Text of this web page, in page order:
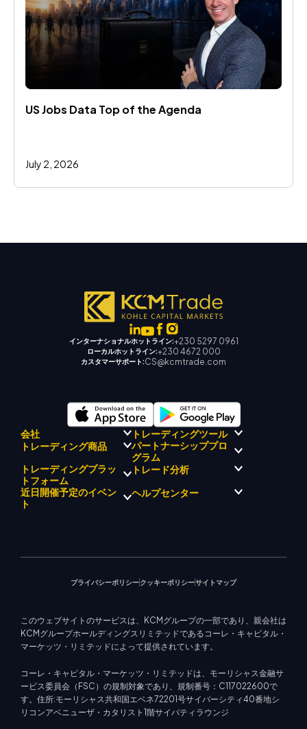
US Jobs Data Top of the Agenda
July 2, 2026
インターナショナルホットライン:+230 5297 0961
ローカルホットライン:+230 4672 000
カスタマーサポート:CS@kcmtrade.com
会社
KCMトレードについて
KCM トレードドリフトチーム
企業理念
企業ニュース
ビデオギャラリー
トレーディングツール
KCMトレード AI メンタ
ー
KCM トレードシグナルセンタ
経済カレンダー
トレーディング商品
外国為替
貴金属
エネルギー
株式インデックス
株式CFD
パートナーシッププロ
グラム
トレーディングプラッ
トフォーム
メタトレーダー 4
トレード分析
マーケットアナリストチーム
近日開催予定のイベン
ト
ヘルプセンター
プライバシーポリシークッキーポリシーサイトマップ
このウェブサイトのサービスは、KCMグループの一部であり、親会社は
KCMグループホールディングスリミテッドであるコーレ・キャピタル・
マーケッツ・リミテッドによって提供されています。
コーレ・キャピタル・マーケッツ・リミテッドは、モーリシャス金融サ
ービス委員会（FSC）の規制対象であり、規制番号：C117022600で
す。住所:モーリシャス共和国エベネ72201号サイバーシティ40番地シ
リコンアベニューザ・カタリスト1階サイバティラウンジ